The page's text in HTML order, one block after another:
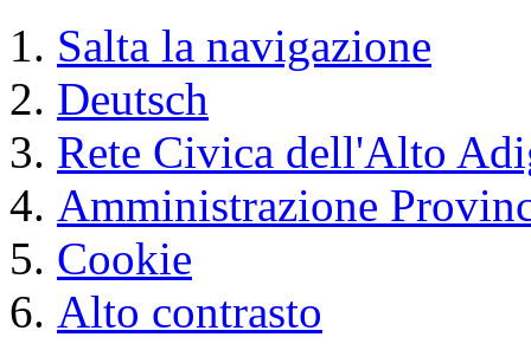
Salta la navigazione
Deutsch
Rete Civica dell'Alto
Amministrazione
Cookie
Alto contrasto